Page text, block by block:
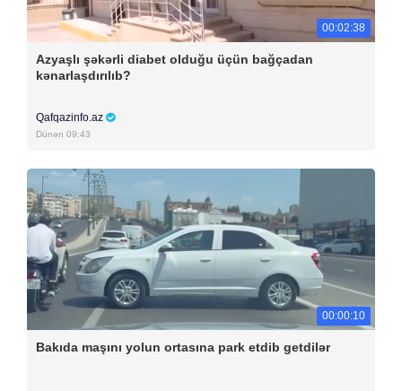
00:02:38
Azyaşlı şəkərli diabet olduğu üçün bağçadan
kənarlaşdırılıb?
Qafqazinfo.az
Dünən 09:43
00:00:10
Bakıda maşını yolun ortasına park etdib getdilər